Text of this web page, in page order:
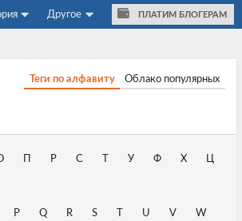
Другое ПЛАТИМ БЛОГЕРАМ
Теги по алфавиту Облако популярных
Р С У Ф Х Ц
P Q R S U V W